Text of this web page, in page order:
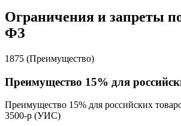
Ограничения и запреты
ФЗ
1875 (Преимущество)
Преимущество 15% для
Преимущество 15% для российских
3500-р (УИС)